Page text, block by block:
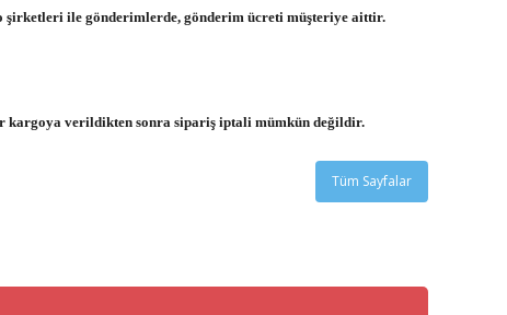
şirketleri ile gönderimlerde, gönderim ücreti müşteriye aittir.
kargoya verildikten sonra sipariş iptali mümkün değildir.
Tüm Sayfalar